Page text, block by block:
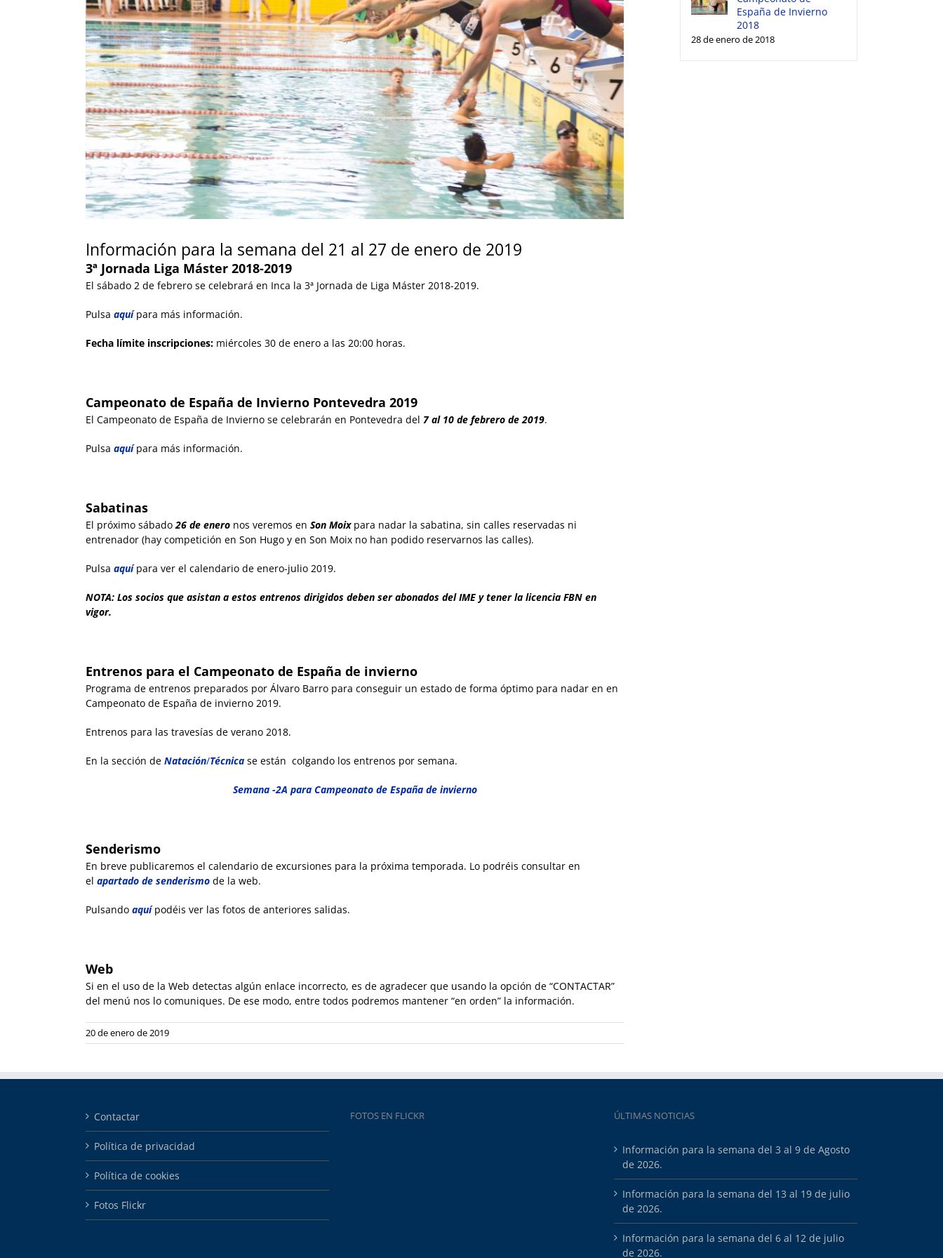
Información para la semana del 21 al 27 de enero de 2019
3ª Jornada Liga Máster 2018-2019
El sábado 2 de febrero se celebrará en Inca la 3ª Jornada de Liga Máster 2018-2019.
Pulsa aquí para más información.
Fecha límite inscripciones: miércoles 30 de enero a las 20:00 horas.
Campeonato de España de Invierno Pontevedra 2019
El Campeonato de España de Invierno se celebrarán en Pontevedra del 7 al 10 de febrero de 2019.
Pulsa aquípara más información.
Sabatinas
El próximo sábado26 de enero nos veremos en Son Moix para nadar la sabatina, sin calles reservadas ni
entrenador (hay competición en Son Hugo y en Son Moix no han podido reservarnos las calles).
Pulsa aquípara ver el calendario de enero-julio 2019.
NOTA: Los socios que asistan a estos entrenos dirigidos deben ser abonados del IME y tener la licencia FBN en
vigor.
Entrenos para el Campeonato de España de invierno
Programa de entrenos preparados por Álvaro Barro para conseguir un estado de forma óptimo para nadar en en
Campeonato de España de invierno 2019.
Entrenos para las travesías de verano 2018.
En la sección de Natación/Técnica se están colgando los entrenos por semana.
Semana -2A para Campeonato de España de invierno
Senderismo
En breve publicaremos el calendario de excursiones para la próxima temporada. Lo podréis consultar en
el apartado de senderismo de la web.
Pulsando aquípodéis ver las fotos de anteriores salidas.
Web
Si en el uso de la Web detectas algún enlace incorrecto, es de agradecer que usando la opción de “CONTACTAR”
del menú nos lo comuniques. De ese modo, entre todos podremos mantener “en orden” la información.
20 de enero de 2019
España de Invierno
2018
28 de enero de 2018
Contactar
Política de privacidad
Política de cookies
Fotos Flickr
FOTOS EN FLICKR ÚLTIMAS NOTICIAS
Información para la semana del 3 al 9 de Agosto
de 2026.
Información para la semana del 13 al 19 de julio
de 2026.
Información para la semana del 6 al 12 de julio
de 2026.